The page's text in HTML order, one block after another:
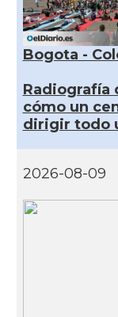
Bogota -
Radiografía
cómo un
dirigir todo
2026-08-09